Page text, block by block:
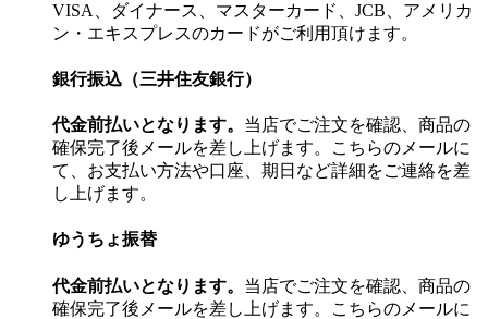
VISA、ダイナース、マスターカード、JCB、アメリカ
ン・エキスプレスのカードがご利用頂けます。
銀行振込（三井住友銀行）
代金前払いとなります。 当店でご注文を確認、商品の
確保完了後メールを差し上げます。こちらのメールに
て、お支払い方法や口座、期日など詳細をご連絡を差
し上げます。
ゆうちょ振替
代金前払いとなります。 当店でご注文を確認、商品の
確保完了後メールを差し上げます。こちらのメールに